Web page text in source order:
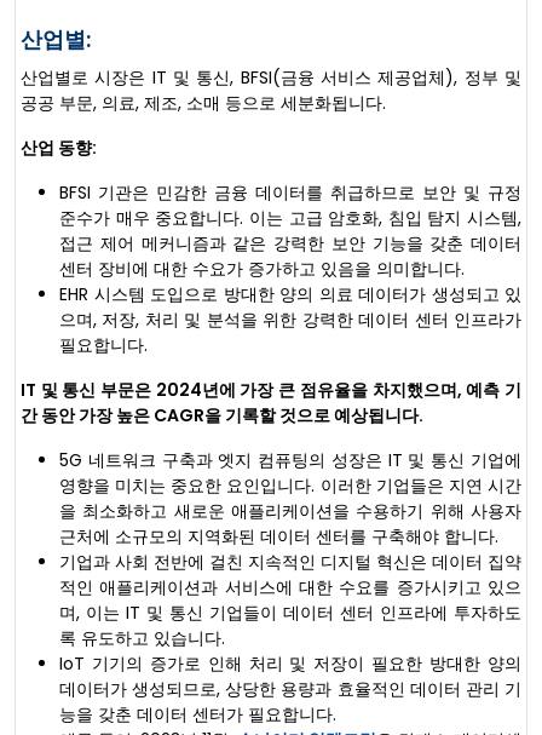
산업별:
산업별로 시장은 IT 및 통신, BFSI(금융 서비스 제공업체), 정부 및
공공 부문, 의료, 제조, 소매 등으로 세분화됩니다.
산업 동향:
BFSI 기관은 민감한 금융 데이터를 취급하므로 보안 및 규정
준수가 매우 중요합니다. 이는 고급 암호화, 침입 탐지 시스템,
접근 제어 메커니즘과 같은 강력한 보안 기능을 갖춘 데이터
센터 장비에 대한 수요가 증가하고 있음을 의미합니다.
EHR 시스템 도입으로 방대한 양의 의료 데이터가 생성되고 있
으며, 저장, 처리 및 분석을 위한 강력한 데이터 센터 인프라가
필요합니다.
IT 및 통신 부문은 2024년에 가장 큰 점유율을 차지했으며, 예측 기
간 동안 가장 높은 CAGR을 기록할 것으로 예상됩니다.
5G 네트워크 구축과 엣지 컴퓨팅의 성장은 IT 및 통신 기업에
영향을 미치는 중요한 요인입니다. 이러한 기업들은 지연 시간
을 최소화하고 새로운 애플리케이션을 수용하기 위해 사용자
근처에 소규모의 지역화된 데이터 센터를 구축해야 합니다.
기업과 사회 전반에 걸친 지속적인 디지털 혁신은 데이터 집약
적인 애플리케이션과 서비스에 대한 수요를 증가시키고 있으
며, 이는 IT 및 통신 기업들이 데이터 센터 인프라에 투자하도
록 유도하고 있습니다.
IoT 기기의 증가로 인해 처리 및 저장이 필요한 방대한 양의
데이터가 생성되므로, 상당한 용량과 효율적인 데이터 관리 기
능을 갖춘 데이터 센터가 필요합니다.